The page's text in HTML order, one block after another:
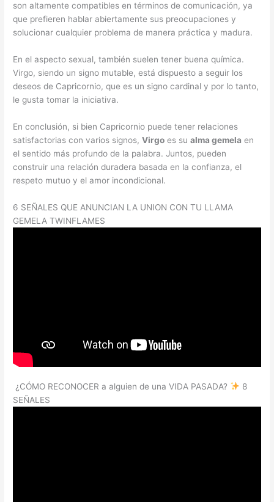
son altamente compatibles en términos de comunicación, ya
que prefieren hablar abiertamente sus preocupaciones y
solucionar cualquier problema de manera práctica y madura.
En el aspecto sexual, también suelen tener buena química.
Virgo, siendo un signo mutable, está dispuesto a seguir los
deseos de Capricornio, que es un signo cardinal y por lo tanto,
le gusta tomar la iniciativa.
En conclusión, si bien Capricornio puede tener relaciones
satisfactorias con varios signos,Virgo es sualma gemela en
el sentido más profundo de la palabra. Juntos, pueden
construir una relación duradera basada en la confianza, el
respeto mutuo y el amor incondicional.
6 SEÑALES QUE ANUNCIAN LA UNION CON TU LLAMA
GEMELA TWINFLAMES
¿CÓMO RECONOCER a alguien de una VIDA PASADA?
8
SEÑALES